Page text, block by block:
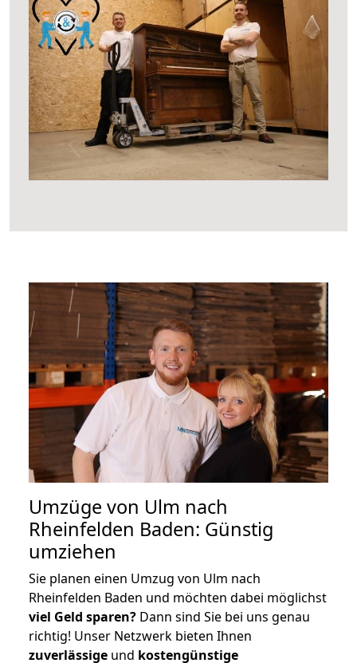
Umzüge von Ulm nach
Rheinfelden Baden: Günstig
umziehen
Sie planen einen Umzug von Ulm nach
Rheinfelden Baden und möchten dabei möglichst
viel Geld sparen? Dann sind Sie bei uns genau
richtig! Unser Netzwerk bieten Ihnen
zuverlässige und kostengünstige